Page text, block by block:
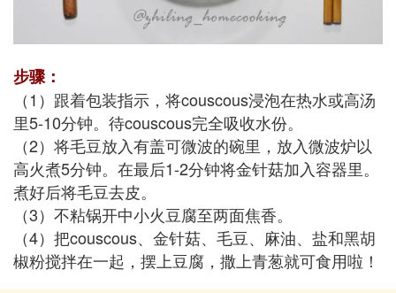
步骤：
（1）跟着包装指示，将couscous浸泡在热水或高汤
里5-10分钟。待couscous完全吸收水份。
（2）将毛豆放入有盖可微波的碗里，放入微波炉以
高火煮5分钟。在最后1-2分钟将金针菇加入容器里。
煮好后将毛豆去皮。
（3）不粘锅开中小火豆腐至两面焦香。
（4）把couscous、金针菇、毛豆、麻油、盐和黑胡
椒粉搅拌在一起，摆上豆腐，撒上青葱就可食用啦！